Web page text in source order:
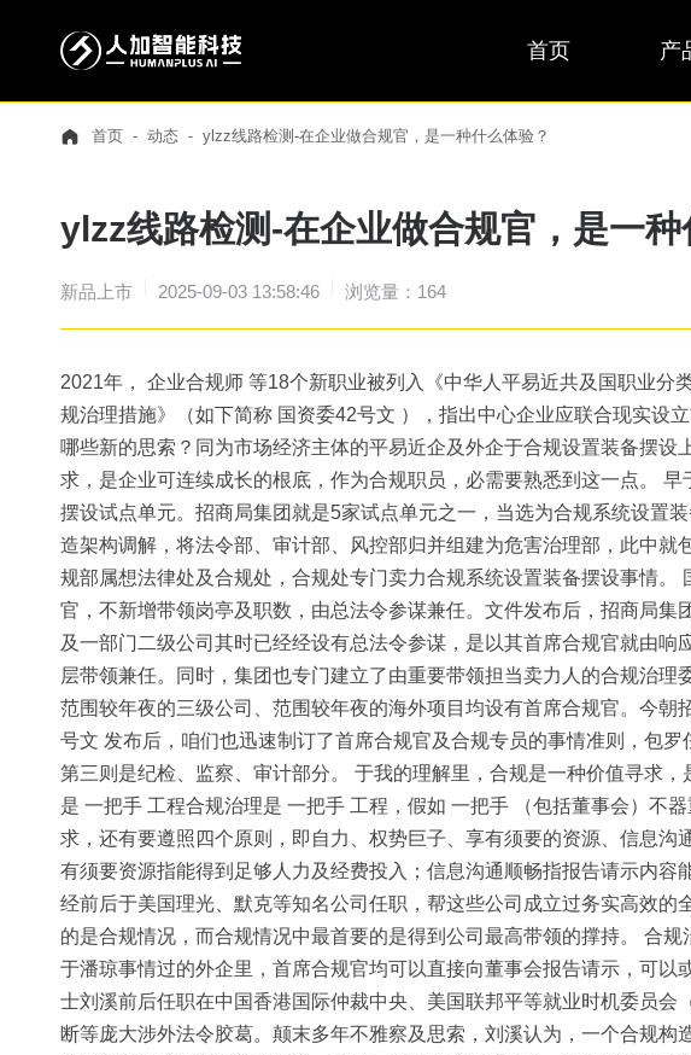
首页 产
首页 动态 ylzz线路检测-在企业做合规官，是一种什么体验？
ylzz线路检测-在企业做合规官，是一种
新品上市 2025-09-03 13:58:46 浏览量：164
2021年， 企业合规师 等18个新职业被列入《中华人平易近共及国职业
规治理措施》（如下简称 国资委42号文 ），指出中心企业应联合现实设
哪些新的思索？同为市场经济主体的平易近企及外企于合规设置装备摆
求，是企业可连续成长的根底，作为合规职员，必需要熟悉到这一点。
摆设试点单元。招商局集团就是5家试点单元之一，当选为合规系统设置
造架构调解，将法令部、审计部、风控部归并组建为危害治理部，此中
规部属想法律处及合规处，合规处专门卖力合规系统设置装备摆设事情
官，不新增带领岗亭及职数，由总法令参谋兼任。文件发布后，招商局
及一部门二级公司其时已经经设有总法令参谋，是以其首席合规官就由
层带领兼任。同时，集团也专门建立了由重要带领担当卖力人的合规治
范围较年夜的三级公司、范围较年夜的海外项目均设有首席合规官。今
号文 发布后，咱们也迅速制订了首席合规官及合规专员的事情准则，包
第三则是纪检、监察、审计部分。 于我的理解里，合规是一种价值寻求
是 一把手 工程合规治理是 一把手 工程，假如 一把手 （包括董事会）不
求，还有要遵照四个原则，即自力、权势巨子、享有须要的资源、信息
有须要资源指能得到足够人力及经费投入；信息沟通顺畅指报告请示内
经前后于美国理光、默克等知名公司任职，帮这些公司成立过务实高效
的是合规情况，而合规情况中最首要的是得到公司最高带领的撑持。 合
于潘琼事情过的外企里，首席合规官均可以直接向董事会报告请示，可
士刘溪前后任职在中国香港国际仲裁中央、美国联邦平等就业时机委员
断等庞大涉外法令胶葛。颠末多年不雅察及思索，刘溪认为，一个合规